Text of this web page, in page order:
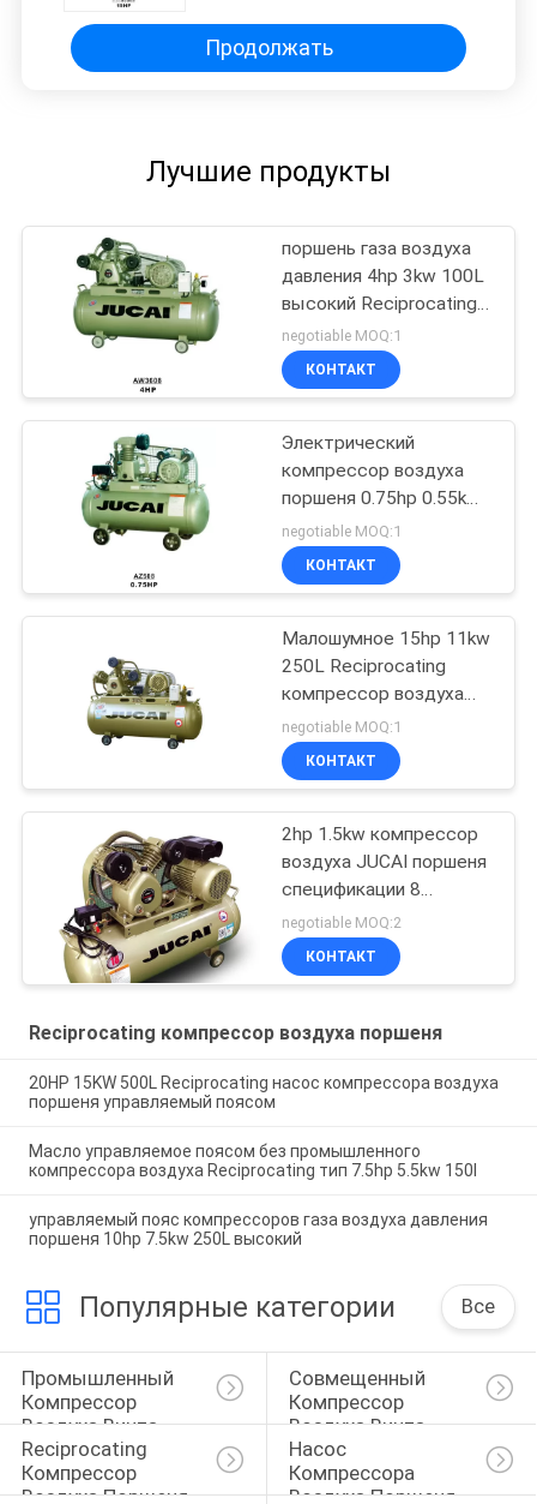
Продолжать
Лучшие продукты
поршень газа воздуха
давления 4hp 3kw 100L
высокий Reciprocating
компрессор
negotiable MOQ:1
КОНТАКТ
Электрический
компрессор воздуха
поршеня 0.75hp 0.55kw
25L для промышленной
пользы
negotiable MOQ:1
КОНТАКТ
Малошумное 15hp 11kw
250L Reciprocating
компрессор воздуха
поршеня
negotiable MOQ:1
КОНТАКТ
2hp 1.5kw компрессор
воздуха JUCAI поршеня
спецификации 8
Адвокатур ходкий
AW1608 управляемое
поясом
negotiable MOQ:2
КОНТАКТ
Reciprocating компрессор воздуха поршеня
20HP 15KW 500L Reciprocating насос компрессора воздуха
поршеня управляемый поясом
Масло управляемое поясом без промышленного
компрессора воздуха Reciprocating тип 7.5hp 5.5kw 150l
управляемый пояс компрессоров газа воздуха давления
поршеня 10hp 7.5kw 250L высокий
Популярные категории Все
Промышленный
Компрессор
Воздуха Винта
Совмещенный
Компрессор
Воздуха Винта
Reciprocating
Компрессор
Воздуха Поршеня
Насос
Компрессора
Воздуха Поршеня